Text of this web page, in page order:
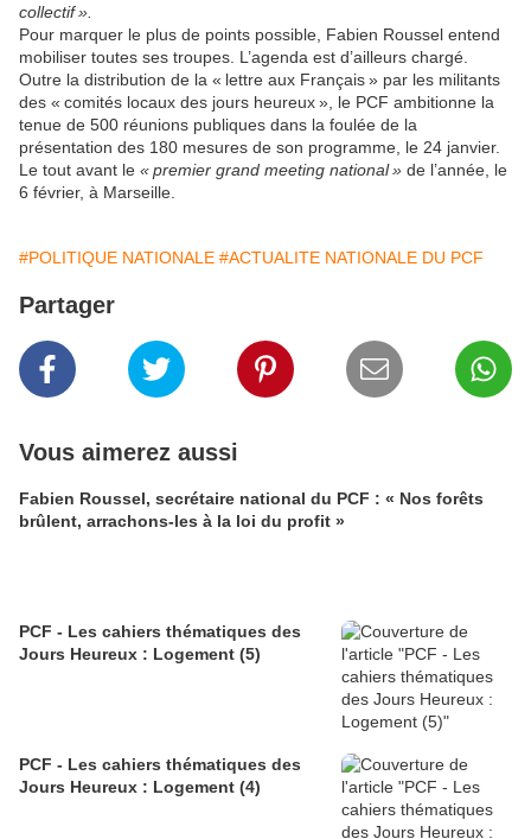
collectif ».
Pour marquer le plus de points possible, Fabien Roussel entend
mobiliser toutes ses troupes. L’agenda est d’ailleurs chargé.
Outre la distribution de la « lettre aux Français » par les militants
des « comités locaux des jours heureux », le PCF ambitionne la
tenue de 500 réunions publiques dans la foulée de la
présentation des 180 mesures de son programme, le 24 janvier.
Le tout avant le « premier grand meeting national » de l’année, le
6 février, à Marseille.
#POLITIQUE NATIONALE #ACTUALITE NATIONALE DU PCF
Partager
Vous aimerez aussi
Fabien Roussel, secrétaire national du PCF : « Nos forêts
brûlent, arrachons-les à la loi du profit »
PCF - Les cahiers thématiques des
Jours Heureux : Logement (5)
PCF - Les cahiers thématiques des
Jours Heureux : Logement (4)